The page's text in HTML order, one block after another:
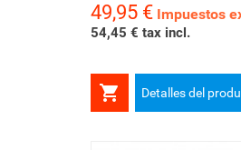
Precio
49,95 € Impuestos
54,45 € tax incl.
 Detalles del